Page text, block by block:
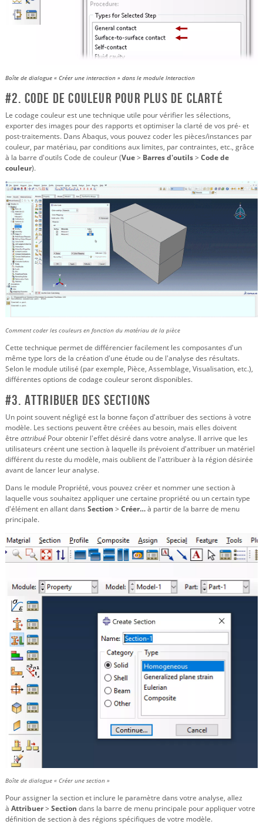
Boîte de dialogue « Créer une interaction » dans le module Interaction
#2. Code de couleur pour plus de clarté
Le codage couleur est une technique utile pour vérifier les sélections,
exporter des images pour des rapports et optimiser la clarté de vos pré- et
post-traitements. Dans Abaqus, vous pouvez coder les pièces/instances par
couleur, par matériau, par conditions aux limites, par contraintes, etc., grâce
à la barre d'outils Code de couleur (Vue> Barres d'outils> Code de
couleur).
Comment coder les couleurs en fonction du matériau de la pièce
Cette technique permet de différencier facilement les composantes d'un
même type lors de la création d'une étude ou de l'analyse des résultats.
Selon le module utilisé (par exemple, Pièce, Assemblage, Visualisation, etc.),
différentes options de codage couleur seront disponibles.
#3. Attribuer des sections
Un point souvent négligé est la bonne façon d'attribuer des sections à votre
modèle. Les sections peuvent être créées au besoin, mais elles doivent
être attribué Pour obtenir l'effet désiré dans votre analyse. Il arrive que les
utilisateurs créent une section à laquelle ils prévoient d'attribuer un matériel
différent du reste du modèle, mais oublient de l'attribuer à la région désirée
avant de lancer leur analyse.
Dans le module Propriété, vous pouvez créer et nommer une section à
laquelle vous souhaitez appliquer une certaine propriété ou un certain type
d'élément en allant dans Section > Créer…à partir de la barre de menu
principale.
Boîte de dialogue « Créer une section »
Pour assigner la section et inclure le paramètre dans votre analyse, allez
à Attribuer> Section dans la barre de menu principale pour appliquer votre
définition de section à des régions spécifiques de votre modèle.